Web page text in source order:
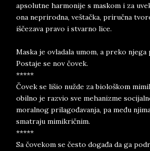
apsolutne harmonije s maskom i za
ona neprirodna, veštačka, priručna
iščezava pravo i stvarno lice.
Maska je ovladala umom, a preko
Postaje se nov čovek.
*****
Čovek se lišio nužde za biološkom
obilno je razvio sve mehanizme
moralnog prilagođavanja, pa među
smatraju mimikričnim.
*****
Sa čovekom se često događa da ga